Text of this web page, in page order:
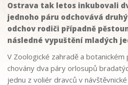
Ostrava tak letos inkubovali
jednoho páru odchovává
odchov rodiči případně
následné vypuštění mladých
V Zoologické zahradě a
chovány dva páry orlosupů
jednu z voliér dravců v